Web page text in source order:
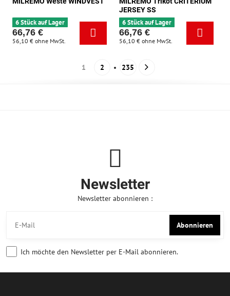
6 Stück auf Lager
66,76 €
56,10 € ohne MwSt.
JERSEY SS
6 Stück auf Lager
66,76 €
56,10 € ohne MwSt.
1 2 235
Newsletter
Newsletter abonnieren :
Abonnieren
Ich möchte den Newsletter per E-Mail abonnieren.